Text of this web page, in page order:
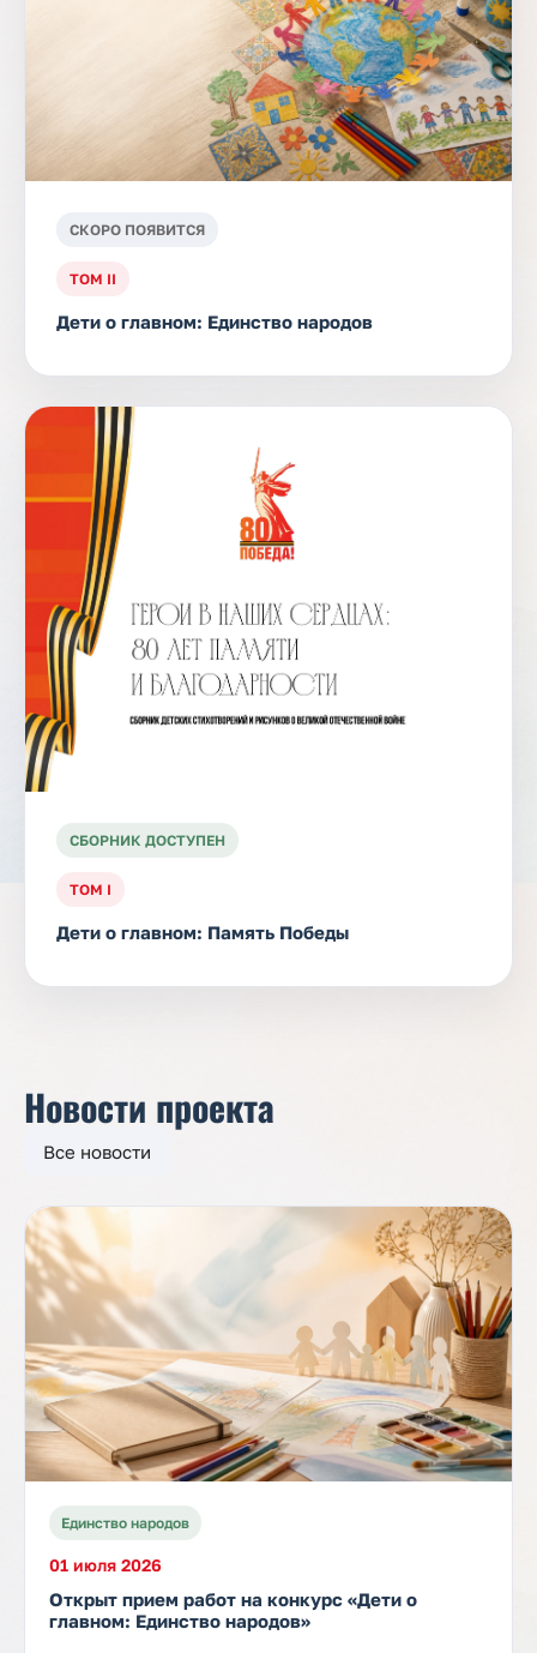
СКОРО ПОЯВИТСЯ
ТОМ II
Дети о главном: Единство народов
СБОРНИК ДОСТУПЕН
ТОМ I
Дети о главном: Память Победы
Новости проекта
Все новости
Единство народов
01 июля 2026
Открыт прием работ на конкурс «Дети о
главном: Единство народов»